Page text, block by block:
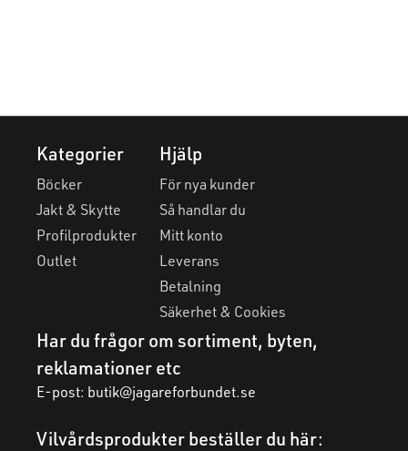
Kategorier
Böcker
Jakt & Skytte
Profilprodukter
Outlet
Hjälp
För nya kunder
Så handlar du
Mitt konto
Leverans
Betalning
Säkerhet & Cookies
Har du frågor om sortiment, byten,
reklamationer etc
E-post: butik@jagareforbundet.se
Vilvårdsprodukter beställer du här: